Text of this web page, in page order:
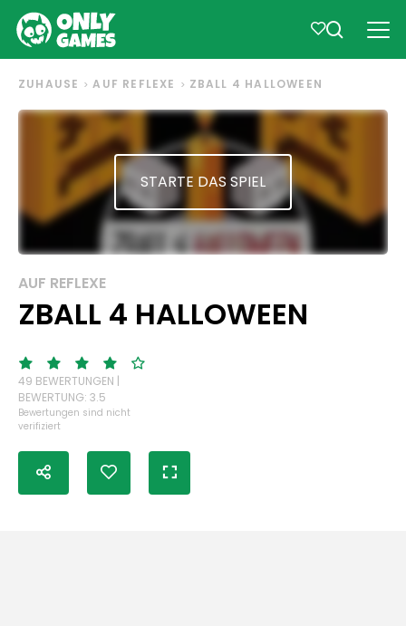
ZUHAUSE AUF REFLEXE ZBALL 4 HALLOWEEN
STARTE DAS SPIEL
AUF REFLEXE
ZBALL 4 HALLOWEEN
49 BEWERTUNGEN |
BEWERTUNG: 3.5
Bewertungen sind nicht
verifiziert